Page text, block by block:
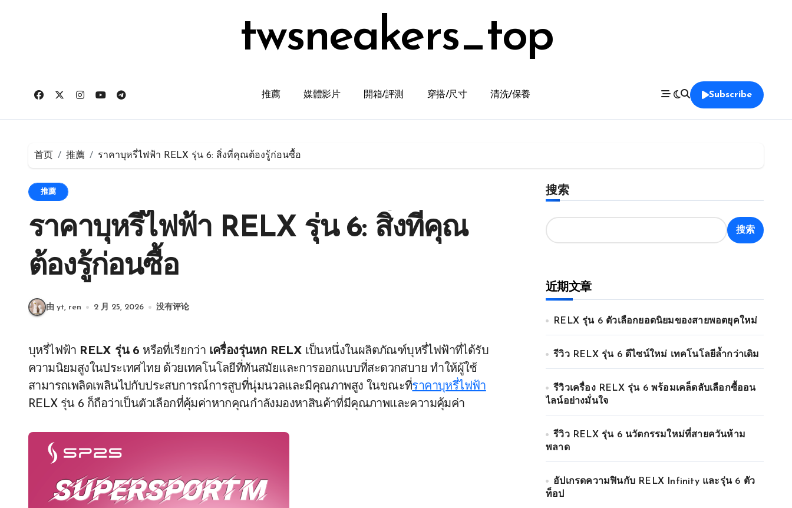
twsneakers_top
推薦 媒體影片 開箱/評測 穿搭/尺寸 清洗/保養 Subscribe
首页 推薦 ราคาบุหรี่ไฟฟ้า RELX รุ่น 6: สิ่งที่คุณต้องรู้ก่อนซื้อ
推薦
ราคาบุหรี่ไฟฟ้า RELX รุ่น 6: สิ่งที่คุณ
ต้องรู้ก่อนซื้อ
由 yt, ren 2 月 25, 2026 没有评论
บุหรี่ไฟฟ้า RELX รุ่น 6 หรือที่เรียกว่า เครื่องรุ่นหก RELX เป็นหนึ่งในผลิตภัณฑ์บุหรี่ไฟฟ้าที่ได้รับ
ความนิยมสูงในประเทศไทย ด้วยเทคโนโลยีที่ทันสมัยและการออกแบบที่สะดวกสบาย ทำให้ผู้ใช้
สามารถเพลิดเพลินไปกับประสบการณ์การสูบที่นุ่มนวลและมีคุณภาพสูง ในขณะที่ราคาบุหรี่ไฟฟ้า
RELX รุ่น 6 ก็ถือว่าเป็นตัวเลือกที่คุ้มค่าหากคุณกำลังมองหาสินค้าที่มีคุณภาพและความคุ้มค่า
搜索
搜索
近期文章
RELX รุ่น 6 ตัวเลือกยอดนิยมของสายพอตยุคใหม่
รีวิว RELX รุ่น 6 ดีไซน์ใหม่ เทคโนโลยีล้ำกว่าเดิม
รีวิวเครื่อง RELX รุ่น 6 พร้อมเคล็ดลับเลือกซื้ออน
ไลน์อย่างมั่นใจ
รีวิว RELX รุ่น 6 นวัตกรรมใหม่ที่สายควันห้าม
พลาด
อัปเกรดความฟินกับ RELX Infinity และรุ่น 6 ตัว
ท็อป